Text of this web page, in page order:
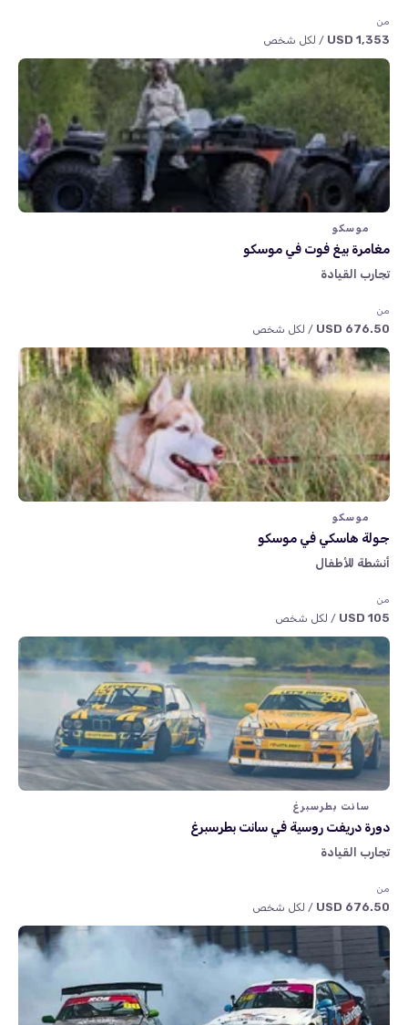
من
1,353 USD / لكل شخص
موسكو
مغامرة بيغ فوت في موسكو
تجارب القيادة
من
676.50 USD / لكل شخص
موسكو
جولة هاسكي في موسكو
أنشطة للأطفال
من
105 USD / لكل شخص
سانت بطرسبرغ
دورة دريفت روسية في سانت بطرسبرغ
تجارب القيادة
من
676.50 USD / لكل شخص